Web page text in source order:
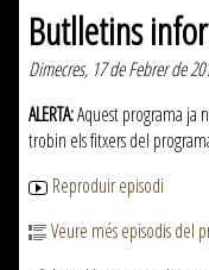
Butlletins
Dimecres, 17 de Febrer de
ALERTA:Aquest programa ja
trobin els fitxers del
Reproduir episodi
Veure més episodis del